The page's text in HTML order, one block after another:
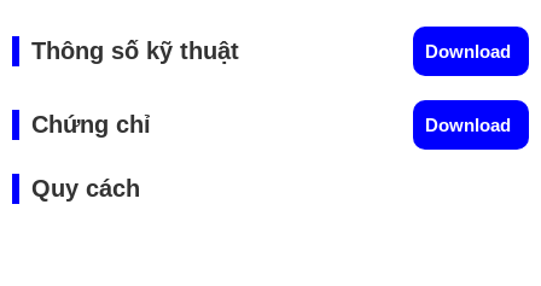
Thông số kỹ thuật Download
Chứng chỉ Download
Quy cách